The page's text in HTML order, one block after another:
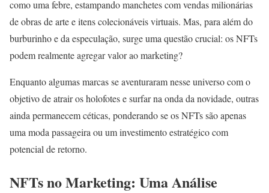
como uma febre, estampando manchetes com vendas milionárias
de obras de arte e itens colecionáveis virtuais. Mas, para além do
burburinho e da especulação, surge uma questão crucial: os NFTs
podem realmente agregar valor ao marketing?
Enquanto algumas marcas se aventuraram nesse universo com o
objetivo de atrair os holofotes e surfar na onda da novidade, outras
ainda permanecem céticas, ponderando se os NFTs são apenas
uma moda passageira ou um investimento estratégico com
potencial de retorno.
NFTs no Marketing: Uma Análise